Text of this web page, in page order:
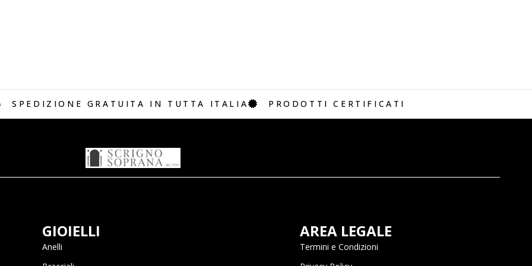
SPEDIZIONE GRATUITA IN TUTTA ITALIA PRODOTTI CERTIFICATI
GIOIELLI
Anelli
AREA LEGALE
Termini e Condizioni